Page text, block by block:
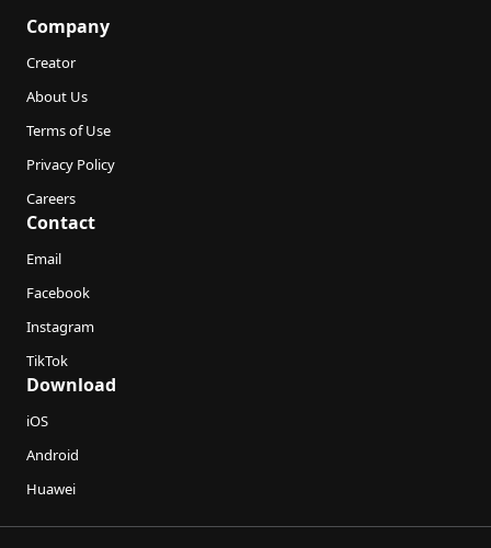
Company
Creator
About Us
Terms of Use
Privacy Policy
Careers
Contact
Email
Facebook
Instagram
TikTok
Download
iOS
Android
Huawei